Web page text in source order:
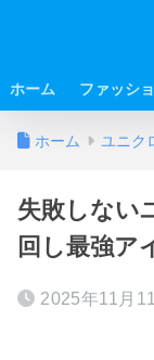
ホーム ファッシ
ホーム ユニク
失敗しない
回し最強ア
2025年11月